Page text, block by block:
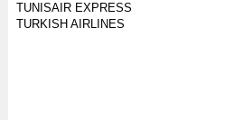
TUNISAIR EXPRESS
TURKISH AIRLINES